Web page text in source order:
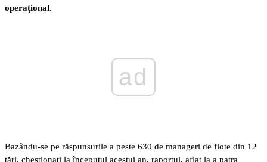
operațional.
ad
Bazându-se pe răspunsurile a peste 630 de manageri de flote din 12
țări, chestionați la începutul acestui an, raportul, aflat la a patra